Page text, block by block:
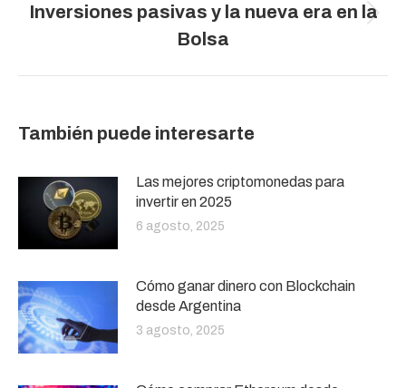
Publicación
siguiente:
Inversiones pasivas y la nueva era en la
Bolsa
También puede interesarte
Las mejores criptomonedas para
invertir en 2025
6 agosto, 2025
Cómo ganar dinero con Blockchain
desde Argentina
3 agosto, 2025